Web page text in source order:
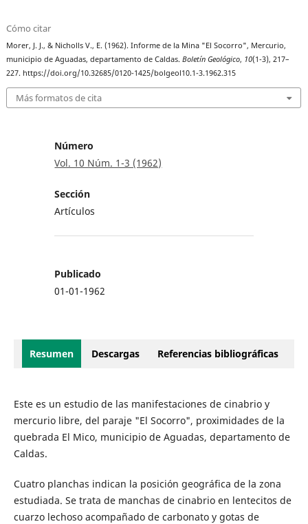
Cómo citar
Morer, J. J., & Nicholls V., E. (1962). Informe de la Mina "El Socorro", Mercurio,
municipio de Aguadas, departamento de Caldas.Boletín Geológico, 10(1-3), 217–
227. https://doi.org/10.32685/0120-1425/bolgeol10.1-3.1962.315
Más formatos de cita
Número
Vol. 10 Núm. 1-3 (1962)
Sección
Artículos
Publicado
01-01-1962
Resumen Descargas Referencias bibliográficas
Este es un estudio de las manifestaciones de cinabrio y
mercurio libre, del paraje "El Socorro", proximidades de la
quebrada El Mico, municipio de Aguadas, departamento de
Caldas.
Cuatro planchas indican la posición geográfica de la zona
estudiada. Se trata de manchas de cinabrio en lentecitos de
cuarzo lechoso acompañado de carbonato y gotas de